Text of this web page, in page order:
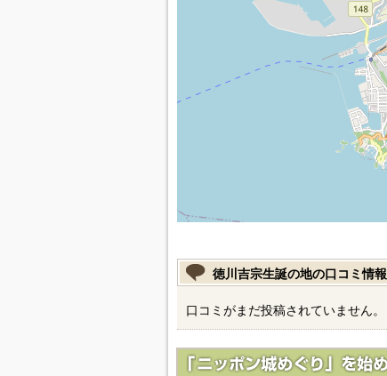
徳川吉宗生誕の地の口コミ情報
口コミがまだ投稿されていません。